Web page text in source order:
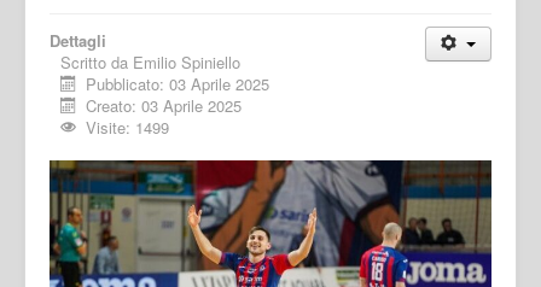
Dettagli
Scritto da Emilio Spiniello
Pubblicato: 03 Aprile 2025
Creato: 03 Aprile 2025
Visite: 1499